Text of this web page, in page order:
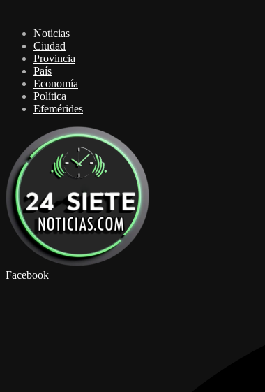
Noticias
Ciudad
Provincia
País
Economía
Política
Efemérides
Facebook